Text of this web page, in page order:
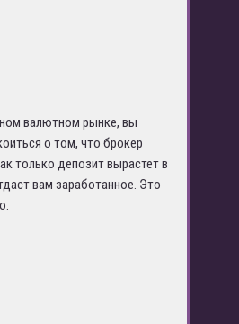
валютном рынке, вы
о том, что брокер
только депозит вырастет в
вам заработанное. Это